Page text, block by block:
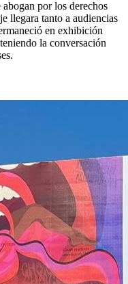
por los derechos
llegara tanto a audiencias
en exhibición
la conversación